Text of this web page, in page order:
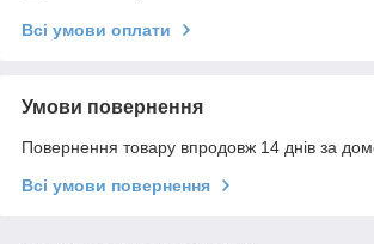
Всі умови оплати
Умови повернення
Повернення товару впродовж 14 днів за
Всі умови повернення